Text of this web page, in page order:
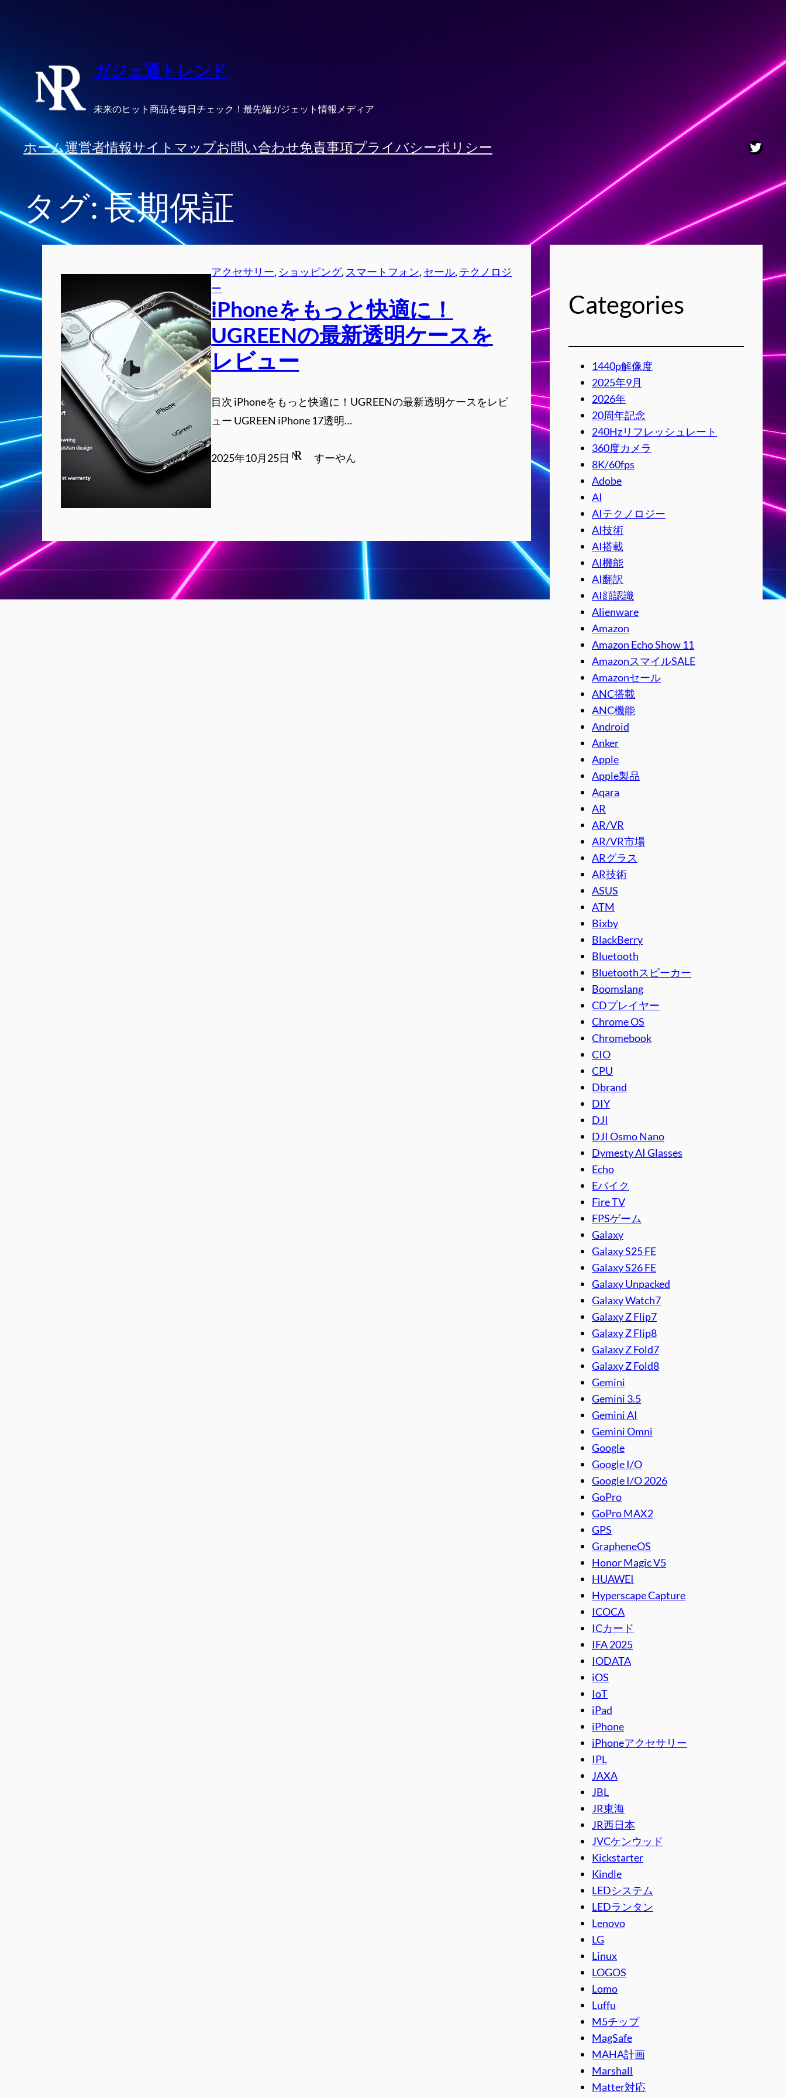
ッ
プ
ガジェ通トレンド
未来のヒット商品を毎日チェック！最先端ガジェット情報メディア
ホーム運営者情報サイトマップお問い合わせ免責事項プライバシーポリシー
タグ:長期保証
アクセサリー, ショッピング, スマートフォン, セール, テクノロジ
ー
iPhoneをもっと快適に！
UGREENの最新透明ケースを
レビュー
目次 iPhoneをもっと快適に！UGREENの最新透明ケースをレビ
ュー UGREEN iPhone 17透明…
2025年10月25日 すーやん
Categories
1440p解像度
2025年9月
2026年
20周年記念
240Hzリフレッシュレート
360度カメラ
8K/60fps
Adobe
AI
AIテクノロジー
AI技術
AI搭載
AI機能
AI翻訳
AI顔認識
Alienware
Amazon
Amazon Echo Show 11
AmazonスマイルSALE
Amazonセール
ANC搭載
ANC機能
Android
Anker
Apple
Apple製品
Aqara
AR
AR/VR
AR/VR市場
ARグラス
AR技術
ASUS
ATM
Bixby
BlackBerry
Bluetooth
Bluetoothスピーカー
Boomslang
CDプレイヤー
Chrome OS
Chromebook
CIO
CPU
Dbrand
DIY
DJI
DJI Osmo Nano
Dymesty AI Glasses
Echo
Eバイク
Fire TV
FPSゲーム
Galaxy
Galaxy S25 FE
Galaxy S26 FE
Galaxy Unpacked
Galaxy Watch7
Galaxy Z Flip7
Galaxy Z Flip8
Galaxy Z Fold7
Galaxy Z Fold8
Gemini
Gemini 3.5
Gemini AI
Gemini Omni
Google
Google I/O
Google I/O 2026
GoPro
GoPro MAX2
GPS
GrapheneOS
Honor Magic V5
HUAWEI
Hyperscape Capture
ICOCA
ICカード
IFA 2025
IODATA
iOS
IoT
iPad
iPhone
iPhoneアクセサリー
IPL
JAXA
JBL
JR東海
JR西日本
JVCケンウッド
Kickstarter
Kindle
LEDシステム
LEDランタン
Lenovo
LG
Linux
LOGOS
Lomo
Luffu
M5チップ
MagSafe
MAHA計画
Marshall
Matter対応